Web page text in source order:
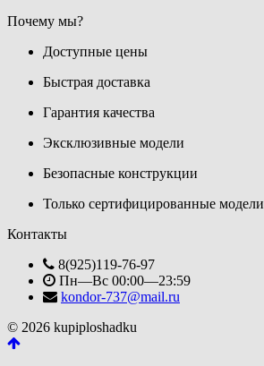
Почему мы?
Доступные цены
Быстрая доставка
Гарантия качества
Эксклюзивные модели
Безопасные конструкции
Только сертифицированные модели
Контакты
8(925)119-76-97
Пн—Вс 00:00—23:59
kondor-737@mail.ru
© 2026 kupiploshadku